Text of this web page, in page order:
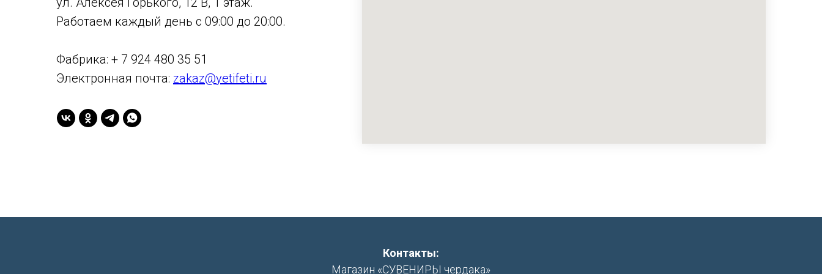
Работаем каждый день с 09:00 до 20:00.
Фабрика: + 7 924 480 35 51
Электронная почта: zakaz@yetifeti.ru
Контакты:
Магазин «СУВЕНИРЫ чердака»